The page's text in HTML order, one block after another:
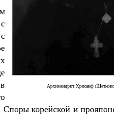
Архимандрит Хрисанф
корейской и
Роман